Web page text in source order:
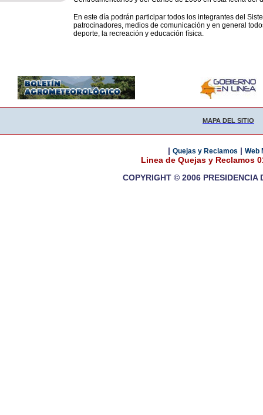
En este día podrán participar todos los integrantes del
patrocinadores, medios de comunicación y en general
deporte, la recreación y educación física.
MAPA DEL SITIO
| Quejas y Reclamos | Web
Linea de Quejas y Reclamos
COPYRIGHT © 2006 PRESIDENCIA